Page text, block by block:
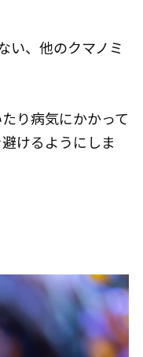
い、他のクマノミ
り病気にかかって
けるようにしま